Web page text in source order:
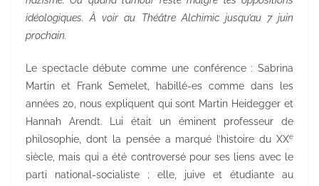
idéologiques. À voir au Théâtre Alchimic jusqu’au 7 juin
prochain.
Le spectacle débute comme une conférence : Sabrina
Martin et Frank Semelet, habillé-es comme dans les
années 20, nous expliquent qui sont Martin Heidegger et
Hannah Arendt. Lui était un éminent professeur de
philosophie, dont la pensée a marqué l’histoire du XXe
siècle, mais qui a été controversé pour ses liens avec le
parti national-socialiste ; elle, juive et étudiante au